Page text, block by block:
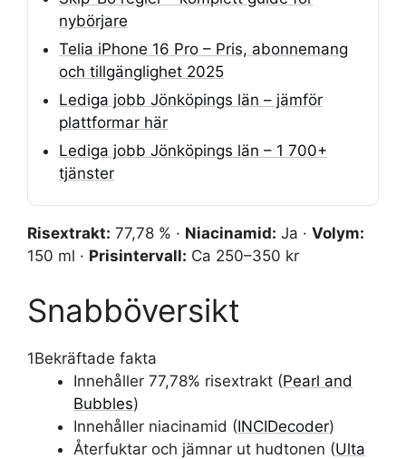
nybörjare
Telia iPhone 16 Pro – Pris, abonnemang
och tillgänglighet 2025
Lediga jobb Jönköpings län – jämför
plattformar här
Lediga jobb Jönköpings län – 1 700+
tjänster
Risextrakt: 77,78 % · Niacinamid: Ja · Volym:
150 ml · Prisintervall: Ca 250–350 kr
Snabböversikt
1Bekräftade fakta
Innehåller 77,78% risextrakt (Pearl and
Bubbles)
Innehåller niacinamid (INCIDecoder)
Återfuktar och jämnar ut hudtonen (Ulta